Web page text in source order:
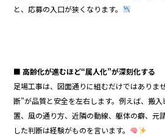
と、応募の入口が狭くなります。
■ 高齢化が進むほど“属人化”が深刻化する
足場工事は、図面通りに組むだけではありま
断”が品質と安全を左右します。例えば、搬
置、風の通り方、近隣の動線、躯体の癖、元
した判断は経験がものを言います。